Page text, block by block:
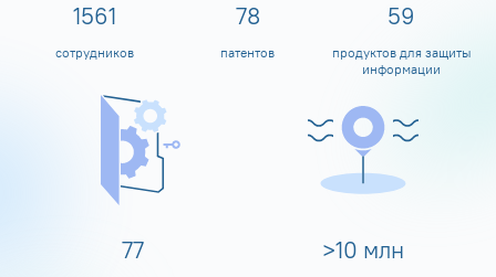
1600
сотрудников
80
патентов
60
продуктов для защиты
информации
80 >10 млн